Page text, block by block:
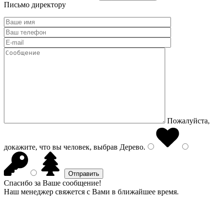
Письмо директору
Пожалуйста,
докажите, что вы человек, выбрав Дерево.
Спасибо за Ваше сообщение!
Наш менеджер свяжется с Вами в ближайшее время.